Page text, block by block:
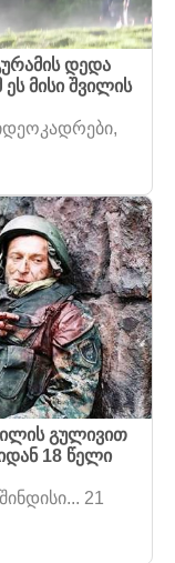
დედა
მისი შვილის
გულივით
18 წელი
21